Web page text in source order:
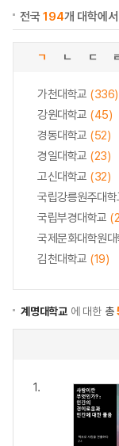
전국194개 대학에
ㄱ ㄴ ㄷ
가천대학교 (336)
강원대학교 (45)
경동대학교 (52)
경일대학교 (23)
고신대학교 (32)
국립강릉원주대학
국립부경대학교
국제문화대학원
김천대학교 (19)
계명대학교 에 대한 총
1.